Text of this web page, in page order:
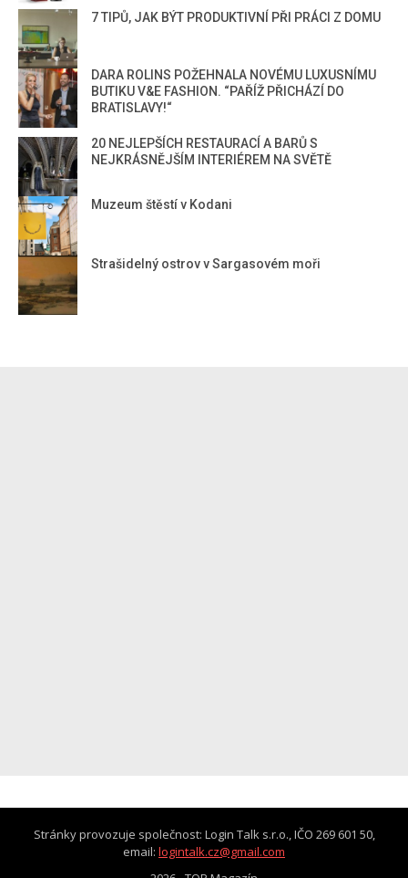
7 TIPŮ, JAK BÝT PRODUKTIVNÍ PŘI PRÁCI Z DOMU
DARA ROLINS POŽEHNALA NOVÉMU LUXUSNÍMU
BUTIKU V&E FASHION. “PAŘÍŽ PŘICHÁZÍ DO
BRATISLAVY!“
20 NEJLEPŠÍCH RESTAURACÍ A BARŮ S
NEJKRÁSNĚJŠÍM INTERIÉREM NA SVĚTĚ
Muzeum štěstí v Kodani
Strašidelný ostrov v Sargasovém moři
Stránky provozuje společnost: Login Talk s.r.o., IČO 269 601 50,
email: logintalk.cz@gmail.com